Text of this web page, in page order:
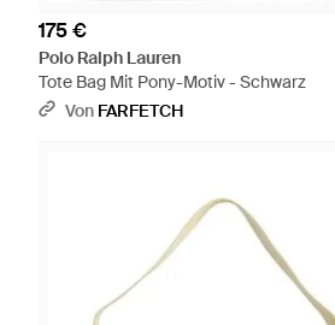
175 €
Polo Ralph Lauren
Tote Bag Mit Pony-Motiv - Schwarz
Von FARFETCH